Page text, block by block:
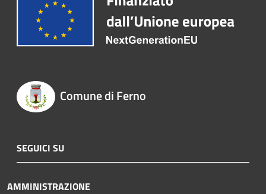
Comune di Ferno
SEGUICI SU
AMMINISTRAZIONE